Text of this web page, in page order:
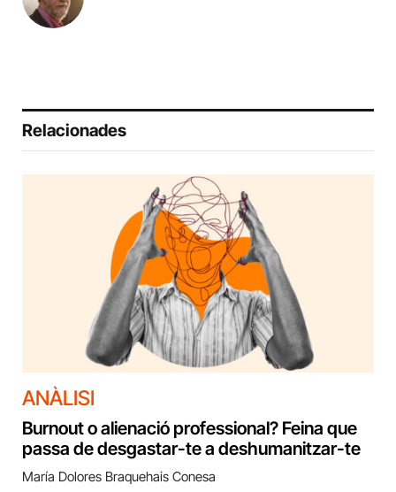
Relacionades
ANÀLISI
Burnout o alienació professional? Feina que
passa de desgastar-te a deshumanitzar-te
María Dolores Braquehais Conesa